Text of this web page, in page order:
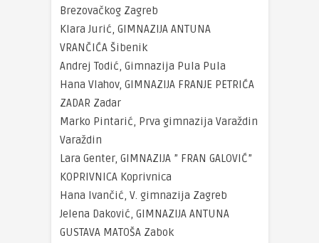
Brezovačkog Zagreb
Klara Jurić, GIMNAZIJA ANTUNA
VRANČIĆA Šibenik
Andrej Todić, Gimnazija Pula Pula
Hana Vlahov, GIMNAZIJA FRANJE PETRIĆA
ZADAR Zadar
Marko Pintarić, Prva gimnazija Varaždin
Varaždin
Lara Genter, GIMNAZIJA ” FRAN GALOVIĆ”
KOPRIVNICA Koprivnica
Hana Ivančić, V. gimnazija Zagreb
Jelena Daković, GIMNAZIJA ANTUNA
GUSTAVA MATOŠA Zabok